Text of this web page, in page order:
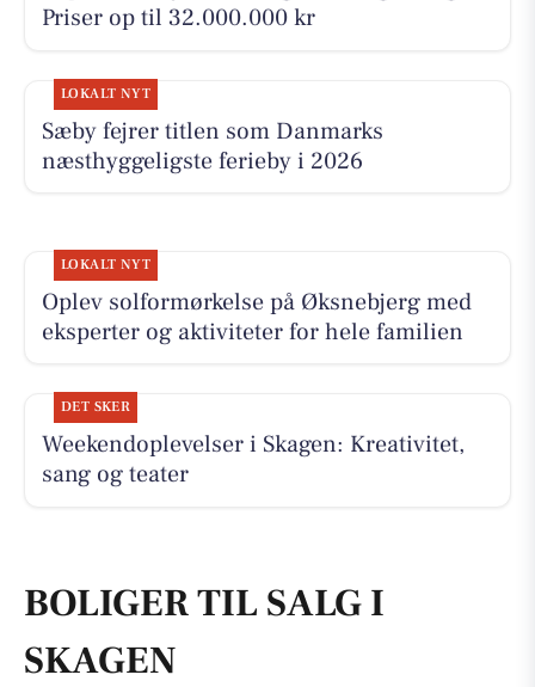
Priser op til 32.000.000 kr
LOKALT NYT
Sæby fejrer titlen som Danmarks
næsthyggeligste ferieby i 2026
LOKALT NYT
Oplev solformørkelse på Øksnebjerg med
eksperter og aktiviteter for hele familien
DET SKER
Weekendoplevelser i Skagen: Kreativitet,
sang og teater
BOLIGER TIL SALG I
SKAGEN